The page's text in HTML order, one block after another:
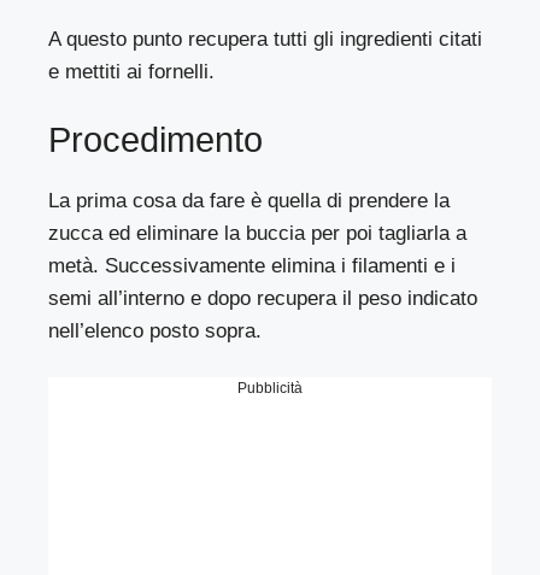
A questo punto recupera tutti gli ingredienti citati
e mettiti ai fornelli.
Procedimento
La prima cosa da fare è quella di prendere la
zucca ed eliminare la buccia per poi tagliarla a
metà. Successivamente elimina i filamenti e i
semi all’interno e dopo recupera il peso indicato
nell’elenco posto sopra.
Pubblicità